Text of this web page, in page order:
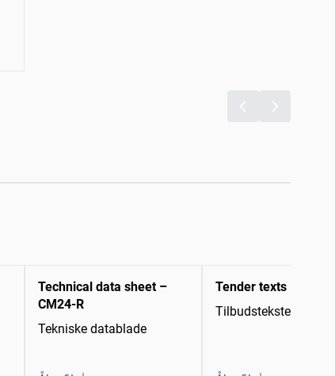
Technical data sheet –
CM24-R
Tekniske datablade
Tender texts
Tilbudstekster